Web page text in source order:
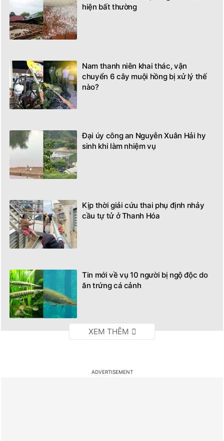
hiện bất thường
Nam thanh niên khai thác, vận
chuyển 6 cây muội hồng bị xử lý thế
nào?
Đại úy công an Nguyễn Xuân Hải hy
sinh khi làm nhiệm vụ
Kịp thời giải cứu thai phụ định nhảy
cầu tự tử ở Thanh Hóa
Tin mới về vụ 10 người bị ngộ độc do
ăn trứng cá cảnh